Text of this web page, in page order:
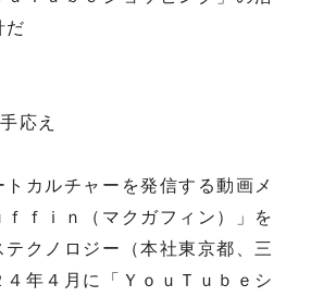
だ
応え
カルチャーを発信する動画メ
ｆｆｉｎ（マクガフィン）」を
クノロジー（本社東京都、三
年４月に「ＹｏｕＴｕｂｅシ